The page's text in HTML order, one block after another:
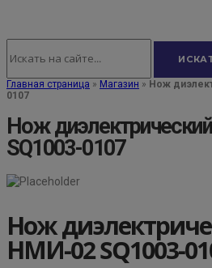
Главная страница » Магазин » Нож
0107
Нож
SQ1003-0107
Нож
НМИ-02 SQ1003-